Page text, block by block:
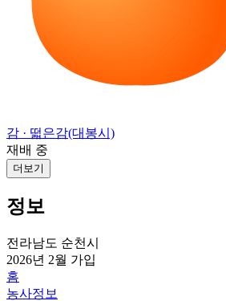
감 · 떫은감(대봉시)
재배 중
더보기
정보
전라남도 순천시
2026년 2월 가입
홈
농사정보